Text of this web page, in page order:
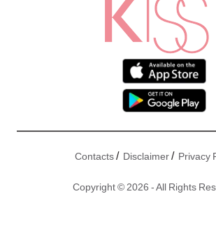
Contacts/ Disclaimer/ Privacy
Copyright © 2026 - All Rights